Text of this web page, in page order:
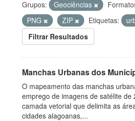
Grupos:
Geociências
PNG
ZIP Etiquetas:
Filtrar Resultados
Manchas Urbanas dos
O mapeamento das manchas
emprego de imagens de satélite de
camada vetorial que delimita as
cidades alagoanas,...